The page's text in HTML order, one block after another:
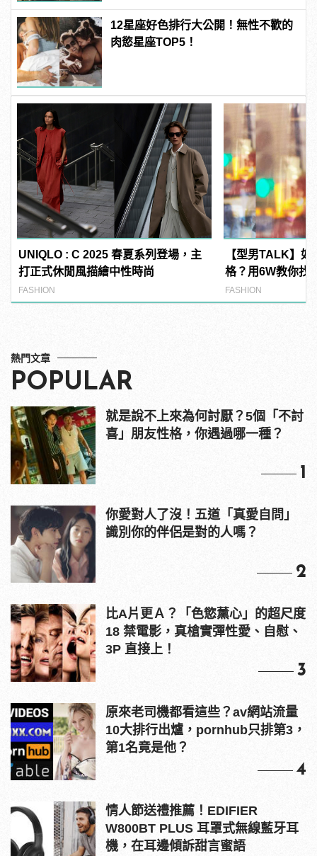
12星座好色排行大公開！無性不歡的
肉慾星座TOP5！
UNIQLO : C 2025 春夏系列登場，主
打正式休閒風描繪中性時尚
FASHION
【型男TALK】
格？用6W教你找
LOOK！
FASHION
熱門文章
POPULAR
就是說不上來為何討厭？5個「不討
喜」朋友性格，你遇過哪一種？
1
你愛對人了沒！五道「真愛自問」
識別你的伴侶是對的人嗎？
2
比A片更Ａ？「色慾薰心」的超尺度
18 禁電影，真槍實彈性愛、自慰、
3P 直接上！
3
原來老司機都看這些？av網站流量
10大排行出爐，pornhub只排第3，
第1名竟是他？
4
情人節送禮推薦！EDIFIER
W800BT PLUS 耳罩式無線藍牙耳
機，在耳邊傾訴甜言蜜語